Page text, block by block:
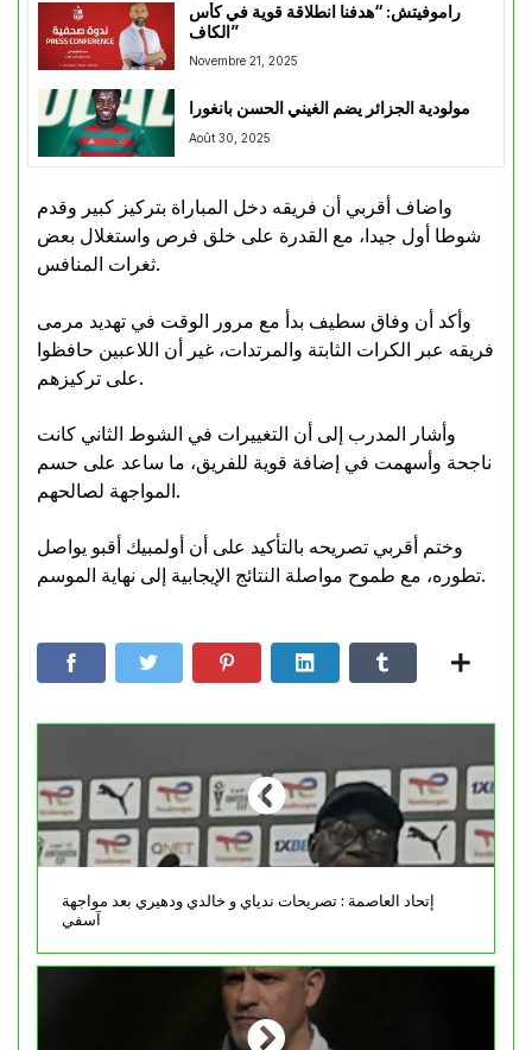
راموفيتش: “هدفنا انطلاقة قوية في كأس
الكاف”
Novembre 21, 2025
مولودية الجزائر يضم الغيني الحسن بانغورا
Août 30, 2025
واضاف أقربي أن فريقه دخل المباراة بتركيز كبير وقدم
شوطا أول جيدا، مع القدرة على خلق فرص واستغلال بعض
ثغرات المنافس.
وأكد أن وفاق سطيف بدأ مع مرور الوقت في تهديد مرمى
فريقه عبر الكرات الثابتة والمرتدات، غير أن اللاعبين حافظوا
على تركيزهم.
وأشار المدرب إلى أن التغييرات في الشوط الثاني كانت
ناجحة وأسهمت في إضافة قوية للفريق، ما ساعد على حسم
المواجهة لصالحهم.
وختم أقربي تصريحه بالتأكيد على أن أولمبيك أقبو يواصل
تطوره، مع طموح مواصلة النتائج الإيجابية إلى نهاية الموسم.
إتحاد العاصمة : تصريحات ندياي و خالدي ودهيري بعد مواجهة
آسفي